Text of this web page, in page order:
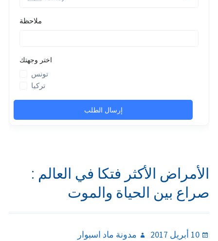
الأمراض الأكثر فتكا في العالم :
صراع بين الحياة والموت
Posted
10 أبريل 2017 Author
مدونة ماد اسبوار